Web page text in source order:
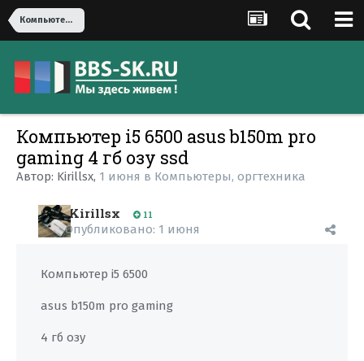
Компьютеры, оргтехника
Компьютер i5 6500 asus b150m pro
gaming 4 гб озу ssd
Автор: Kirillsx, 1 июня в Компьютеры, оргтехника
Kirillsx 11
Опубликовано: 1 июня
Компьютер i5 6500
asus b150m pro gaming
4 гб озу